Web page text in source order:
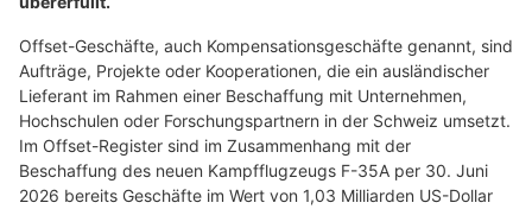
Offset-Geschäfte, auch Kompensationsgeschäfte genannt, sind
Aufträge, Projekte oder Kooperationen, die ein ausländischer
Lieferant im Rahmen einer Beschaffung mit Unternehmen,
Hochschulen oder Forschungspartnern in der Schweiz umsetzt.
Im Offset-Register sind im Zusammenhang mit der
Beschaffung des neuen Kampfflugzeugs F-35A per 30. Juni
2026 bereits Geschäfte im Wert von 1,03 Milliarden US-Dollar